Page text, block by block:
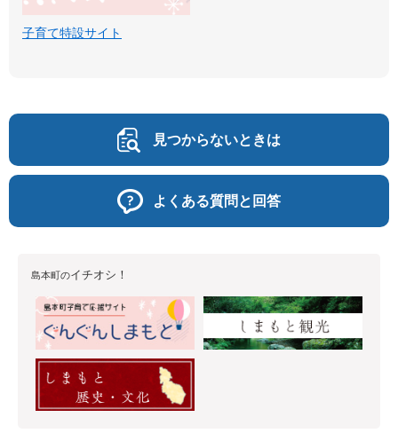
子育て特設サイト
見つからないときは
よくある質問と回答
島本町のイチオシ！